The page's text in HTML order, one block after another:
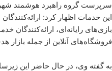
سرپرست گروه راهبرد هوشمند شهر
این خدمات اظهار کرد: ارائه‌کنندگان
بازی‌های رایانه‌ای، ارائه‌کنندگان
فروشگاه‌های آنلاین از جمله
به گفته وی، در حال حاضر این